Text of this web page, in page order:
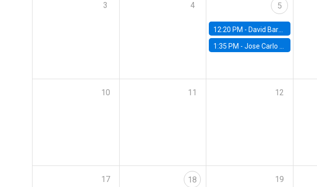
3 4 5
12:20 PM - David Bardey, Universidad de los Andes - CEDE
1:35 PM -Jose Carlo Bermudez, UC (ME) & World Bank
10 11 12
17 18 19